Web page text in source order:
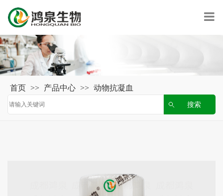
首页 >> 产品中心 >> 动物抗凝血